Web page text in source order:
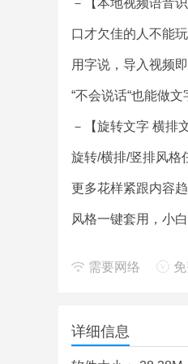
－【本地视频语音识
口才欠佳的人不能
用字说，导入视频
“不会说话“也能做
－【旋转文字 横排
旋转/横排/竖排风格
更多花样紧跟内容
风格一键套用，小
－【个性内容 轻松
需要网络
详细信息